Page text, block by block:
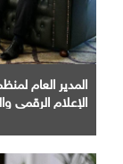
المدير العام
الإعلام الرقمي